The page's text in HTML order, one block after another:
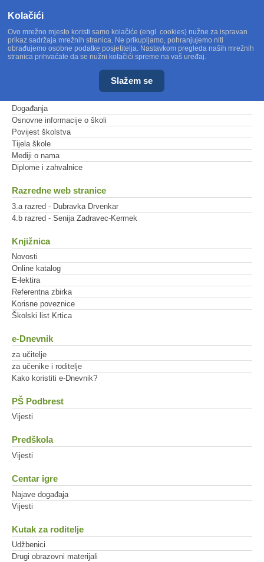
Događanja
Osnovne informacije o školi
Povijest školstva
Tijela škole
Mediji o nama
Diplome i zahvalnice
Razredne web stranice
3.a razred - Dubravka Drvenkar
4.b razred - Senija Zadravec-Kermek
Knjižnica
Novosti
Online katalog
E-lektira
Referentna zbirka
Korisne poveznice
Školski list Krtica
e-Dnevnik
za učitelje
za učenike i roditelje
Kako koristiti e-Dnevnik?
PŠ Podbrest
Vijesti
Predškola
Vijesti
Centar igre
Najave događaja
Vijesti
Kutak za roditelje
Udžbenici
Drugi obrazovni materijali
Kolačići
Ovo mrežno mjesto koristi samo kolačiće (engl. cookies) nužne za ispravan
prikaz sadržaja mrežnih stranica. Ne prikupljamo, pohranjujemo niti
obrađujemo osobne podatke posjetitelja. Nastavkom pregleda naših mrežnih
stranica prihvaćate da se nužni kolačići spreme na vaš uređaj.
Slažem se